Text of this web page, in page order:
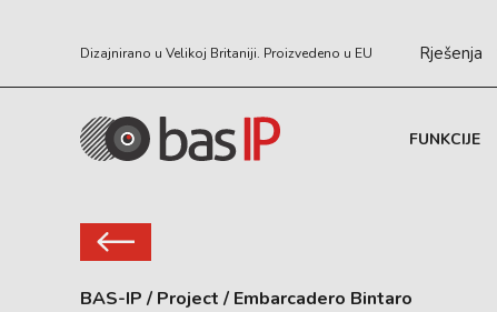
Dizajnirano u Velikoj Britaniji. Proizvedeno u EU Rješenja
FUNKCIJE
BAS-IP / Project / Embarcadero Bintaro